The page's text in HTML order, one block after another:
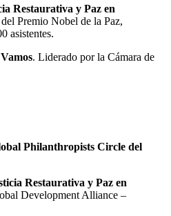
Restaurativa y Paz en
Premio Nobel de la Paz,
asistentes.
. Liderado por la Cámara de
Philanthropists Circle del
Restaurativa y Paz en
Development Alliance –